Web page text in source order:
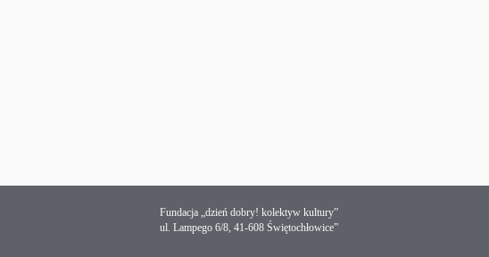
Fundacja „dzień dobry! kolektyw kultury”
ul. Lampego 6/8, 41-608 Świętochłowice”